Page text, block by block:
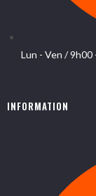
Lun - Ven / 9h00
INFORMATION